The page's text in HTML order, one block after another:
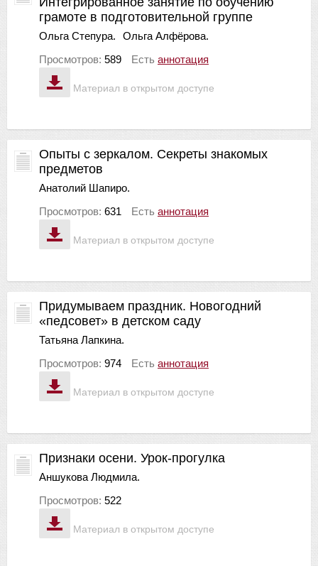
Материал в открытом доступе
грамоте в подготовительной группе
Ольга Степура.
Ольга Алфёрова.
Просмотров: 589 Есть аннотация
Материал в открытом доступе
Опыты с зеркалом. Секреты знакомых
предметов
Анатолий Шапиро.
Просмотров: 631 Есть аннотация
Материал в открытом доступе
Придумываем праздник. Новогодний
«педсовет» в детском саду
Татьяна Лапкина.
Просмотров: 974 Есть аннотация
Материал в открытом доступе
Признаки осени. Урок-прогулка
Аншукова Людмила.
Просмотров: 522